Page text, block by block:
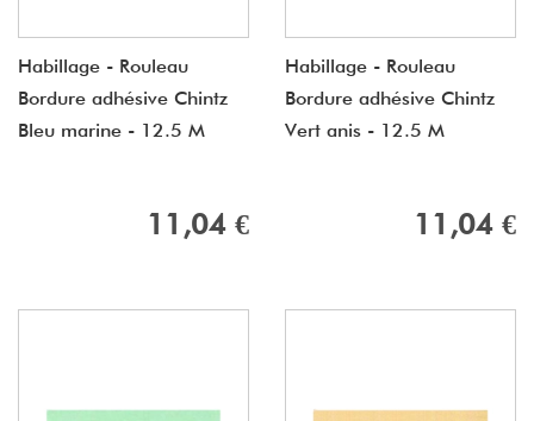
Habillage - Rouleau
Bordure adhésive Chintz
Bleu marine - 12.5 M
11,04 €
Habillage - Rouleau
Bordure adhésive Chintz
Vert anis - 12.5 M
11,04 €